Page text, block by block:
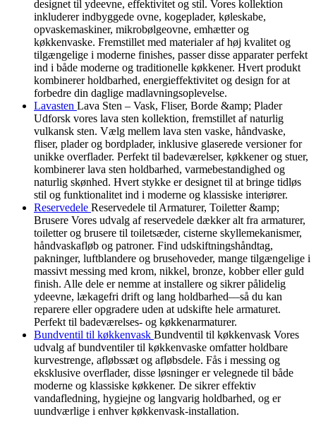
designet til ydeevne, effektivitet og stil. Vores kollektion
inkluderer indbyggede ovne, kogeplader, køleskabe,
opvaskemaskiner, mikrobølgeovne, emhætter og
køkkenvaske. Fremstillet med materialer af høj kvalitet og
tilgængelige i moderne finishes, passer disse apparater perfekt
ind i både moderne og traditionelle køkkener. Hvert produkt
kombinerer holdbarhed, energieffektivitet og design for at
forbedre din daglige madlavningsoplevelse.
Lavasten Lava Sten – Vask, Fliser, Borde &amp; Plader
Udforsk vores lava sten kollektion, fremstillet af naturlig
vulkansk sten. Vælg mellem lava sten vaske, håndvaske,
fliser, plader og bordplader, inklusive glaserede versioner for
unikke overflader. Perfekt til badeværelser, køkkener og stuer,
kombinerer lava sten holdbarhed, varmebestandighed og
naturlig skønhed. Hvert stykke er designet til at bringe tidløs
stil og funktionalitet ind i moderne og klassiske interiører.
Reservedele Reservedele til Armaturer, Toiletter &amp;
Brusere Vores udvalg af reservedele dækker alt fra armaturer,
toiletter og brusere til toiletsæder, cisterne skyllemekanismer,
håndvaskafløb og patroner. Find udskiftningshåndtag,
pakninger, luftblandere og brusehoveder, mange tilgængelige i
massivt messing med krom, nikkel, bronze, kobber eller guld
finish. Alle dele er nemme at installere og sikrer pålidelig
ydeevne, lækagefri drift og lang holdbarhed—så du kan
reparere eller opgradere uden at udskifte hele armaturet.
Perfekt til badeværelses- og køkkenarmaturer.
Bundventil til køkkenvask Bundventil til køkkenvask Vores
udvalg af bundventiler til køkkenvaske omfatter holdbare
kurvestrenge, afløbssæt og afløbsdele. Fås i messing og
eksklusive overflader, disse løsninger er velegnede til både
moderne og klassiske køkkener. De sikrer effektiv
vandafledning, hygiejne og langvarig holdbarhed, og er
uundværlige i enhver køkkenvask-installation.